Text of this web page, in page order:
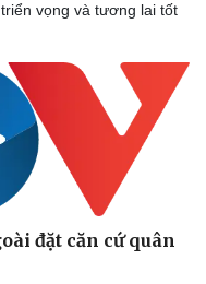
vọng và tương lai tốt
đặt căn cứ quân